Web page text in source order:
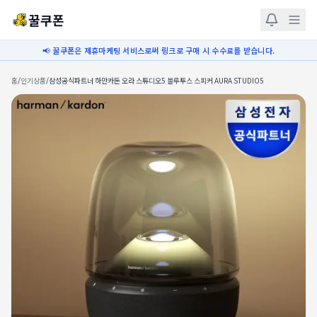
꿀쿠폰
📢 꿀쿠폰은 제휴마케팅 서비스로써 링크로 구매 시 수수료를 받습니다.
홈/인기상품/삼성공식파트너 하만카돈 오라 스튜디오5 블루투스 스피커 AURA STUDIO5